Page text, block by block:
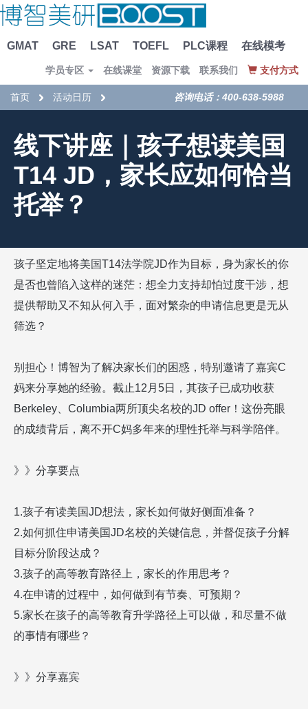
GMAT GRE LSAT TOEFL PLC课程 在线模考
学员专区 在线课堂 资源下载 联系我们 支付方式
首页 活动日历 咨询电话：400-638-5988
线下讲座｜孩子想读美国
T14 JD，家长应如何恰当
托举？
孩子坚定地将美国T14法学院JD作为目标，身为家长的你
是否也曾陷入这样的迷茫：想全力支持却怕过度干涉，想
提供帮助又不知从何入手，面对繁杂的申请信息更是无从
筛选？
别担心！博智为了解决家长们的困惑，特别邀请了嘉宾C
妈来分享她的经验。截止12 月 5日，其孩子已成功收获
Berkeley
Columbia两所顶尖名校的JD offer ！这份亮眼
的成绩背后，离不开C妈多年来的理性托举与科学陪伴。
》》分享要点
1.孩子有读美国JD想法，家长如何做好侧面准备？
2.如何抓住申请美国JD名校的关键信息，并督促孩子分解
目标分阶段达成？
3.孩子的高等教育路径上，家长的作用思考？
4.在申请的过程中，如何做到有节奏、可预期？
5.家长在孩子的高等教育升学路径上可以做，和尽量不做
的事情有哪些？
》》分享嘉宾